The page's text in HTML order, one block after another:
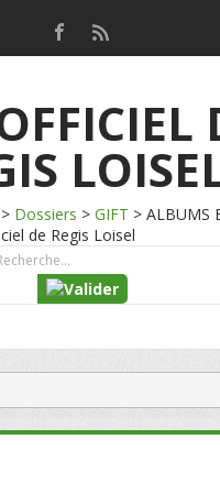
> Dossiers > GIFT > ALBUMS
de Regis Loisel